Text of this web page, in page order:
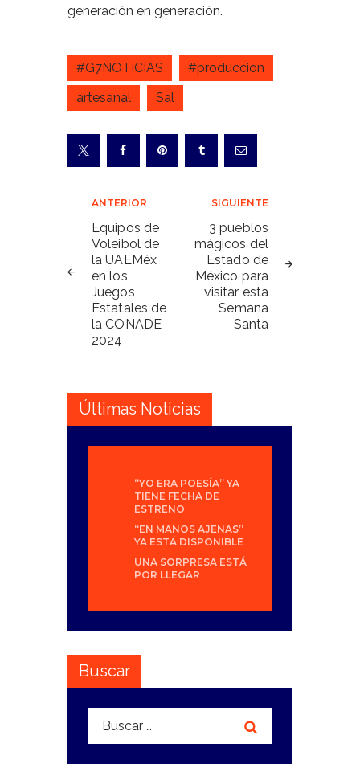
generación en generación.
#G7NOTICIAS
#produccion
artesanal
Sal
Navegación
de
entradas
ANTERIOR
Equipos de
Voleibol de
la UAEMéx
en los
Juegos
Estatales de
la CONADE
2024
SIGUIENTE
3 pueblos
mágicos del
Estado de
México para
visitar esta
Semana
Santa
Últimas Noticias
“YO ERA POESÍA” YA
TIENE FECHA DE
ESTRENO
“EN MANOS AJENAS”
YA ESTÁ DISPONIBLE
UNA SORPRESA ESTÁ
POR LLEGAR
Buscar
Buscar: